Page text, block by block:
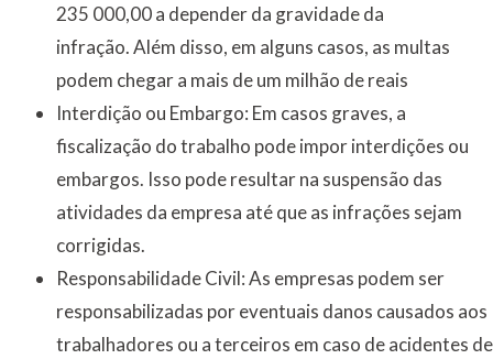
235 000,00 a depender da gravidade da
infração. Além disso, em alguns casos, as multas
podem chegar a mais de um milhão de reais
Interdição ou Embargo: Em casos graves, a
fiscalização do trabalho pode impor interdições ou
embargos. Isso pode resultar na suspensão das
atividades da empresa até que as infrações sejam
corrigidas.
Responsabilidade Civil: As empresas podem ser
responsabilizadas por eventuais danos causados aos
trabalhadores ou a terceiros em caso de acidentes de